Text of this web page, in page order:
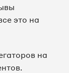
это на
на